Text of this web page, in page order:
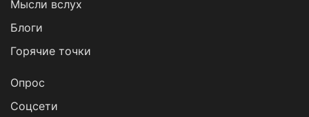
Мысли вслух
Блоги
Горячие точки
Опрос
Cоцсети